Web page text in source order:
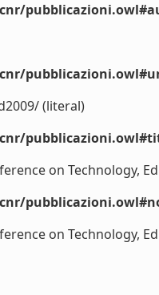
(literal)
on Technology,
on Technology,